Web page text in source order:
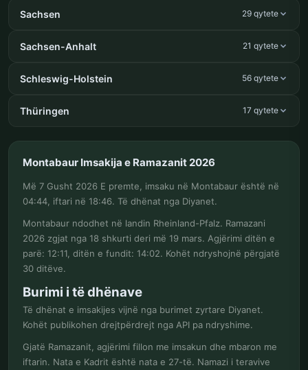
Sachsen 29 qytete
Sachsen-Anhalt 21 qytete
Schleswig-Holstein 56 qytete
Thüringen 17 qytete
Montabaur Imsakija e Ramazanit 2026
Më 7 Gusht 2026 E premte, imsaku në Montabaur është në
04:44, iftari në 18:46. Të dhënat nga Diyanet.
Montabaur ndodhet në landin Rheinland-Pfalz. Ramazani
2026 zgjat nga 18 shkurti deri më 19 mars. Agjërimi ditën e
parë: 12:11, ditën e fundit: 14:02. Kohët ndryshojnë përgjatë
30 ditëve.
Burimi i të dhënave
Të dhënat e imsakijes vijnë nga burimet zyrtare Diyanet.
Kohët publikohen drejtpërdrejt nga API pa ndryshime.
Gjatë Ramazanit, agjërimi fillon me imsakun dhe mbaron me
iftarin. Nata e Kadrit është nata e 27-të. Namazi i teravive